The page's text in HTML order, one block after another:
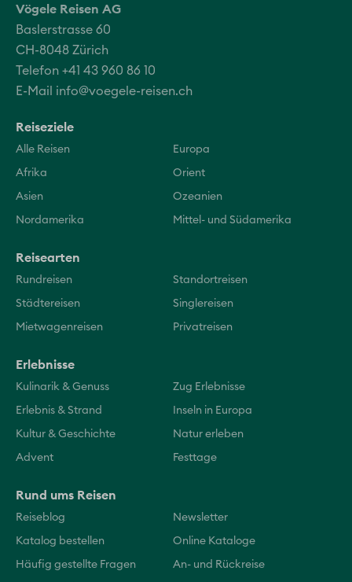
Vögele Reisen AG
Baslerstrasse 60
CH-8048 Zürich
Telefon +41 43 960 86 10
E-Mail info@voegele-reisen.ch
Reiseziele
Alle Reisen Europa
Afrika Orient
Asien Ozeanien
Nordamerika Mittel- und Südamerika
Reisearten
Rundreisen Standortreisen
Städtereisen Singlereisen
Mietwagenreisen Privatreisen
Erlebnisse
Kulinarik & Genuss Zug Erlebnisse
Erlebnis & Strand Inseln in Europa
Kultur & Geschichte Natur erleben
Advent Festtage
Rund ums Reisen
Reiseblog Newsletter
Katalog bestellen Online Kataloge
Häufig gestellte Fragen An- und Rückreise